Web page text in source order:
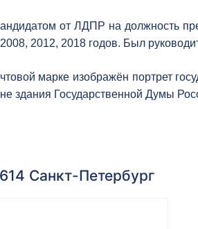
от ЛДПР на должность
2012, 2018 годов. Был
марке изображён портрет
здания Государственной Думы
Санкт-Петербург